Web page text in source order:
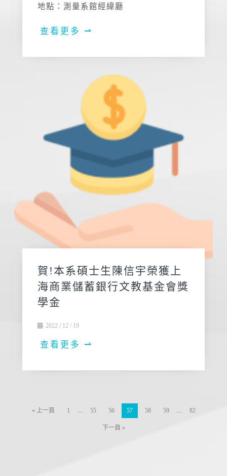
地點：測量系館經緯廳
查看更多 ⇀
賀!本系碩士生陳信宇榮獲上
海商業儲蓄銀行文教基金會獎
學金
2022 / 12 / 19
查看更多 ⇀
« 上一頁 1 ... 55 56 57 58 59 ... 82
下一頁 »